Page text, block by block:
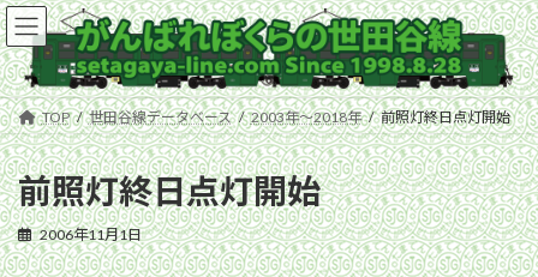
コ
ン
テ
ン
ツ
へ
ス
キ
ッ
プ
ナ
ビ
ゲ
ー
シ
ョ
ン
に
移
動
TOP 世田谷線データベース 2003年〜2018年 前照灯終日点灯開始
前照灯終日点灯開始
2006年11月1日